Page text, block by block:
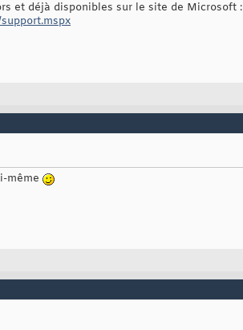
et déjà disponibles sur le site de Microsoft :
même